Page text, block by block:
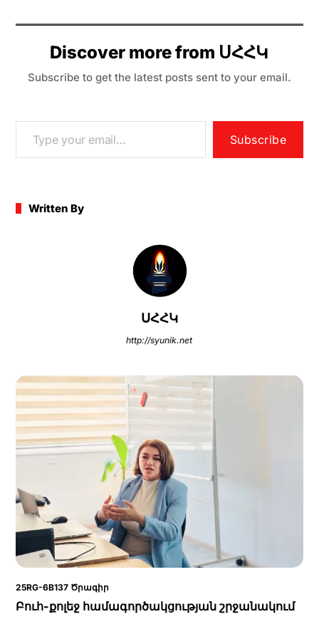
c
e
b
o
k
itt
er
ai
l
s
s
e
g
e
gr
a
at
s
A
p
ar
e
Discover more from ՍՀՀԿ
Subscribe to get the latest posts sent to your email.
Subscribe
Written By
ՍՀՀԿ
http://syunik.net
25RG-6B137 Ծրագիր
Բուհ-քոլեջ համագործակցության շրջանակում